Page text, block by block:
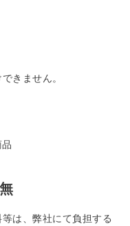
きません。
は、弊社にて負担する